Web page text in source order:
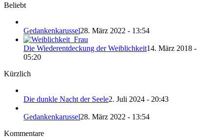
Beliebt
Gedankenkarussel28. März 2022 - 13:54
Die Wiederentdeckung der Weiblichkeit14. März 2018 -
05:20
Kürzlich
Die dunkle Nacht der Seele2. Juli 2024 - 20:43
Gedankenkarussel28. März 2022 - 13:54
Kommentare